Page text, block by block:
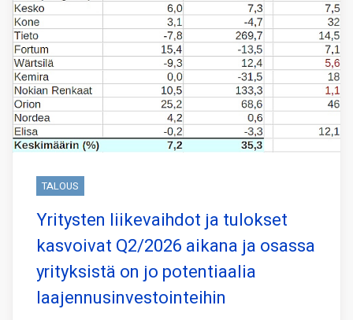
TALOUS
Yritysten liikevaihdot ja tulokset
kasvoivat Q2/2026 aikana ja osassa
yrityksistä on jo potentiaalia
laajennusinvestointeihin